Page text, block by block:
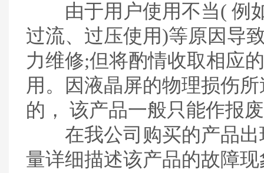
由于用户使用不当( 例
过流、过压使用)等原因导
力维修;但将酌情收取相应
用。因液晶屏的物理损伤
的， 该产品一般只能作报
在我公司购买的产品出
量详细描述该产品的故障